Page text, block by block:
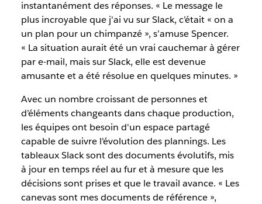
instantanément des réponses. « Le message le
plus incroyable que j'ai vu sur Slack, c’était « on a
un plan pour un chimpanzé », s’amuse Spencer.
« La situation aurait été un vrai cauchemar à gérer
par e-mail, mais sur Slack, elle est devenue
amusante et a été résolue en quelques minutes. »
Avec un nombre croissant de personnes et
d’éléments changeants dans chaque production,
les équipes ont besoin d'un espace partagé
capable de suivre l'évolution des plannings. Les
tableaux Slack sont des documents évolutifs, mis
à jour en temps réel au fur et à mesure que les
décisions sont prises et que le travail avance. « Les
canevas sont mes documents de référence »,